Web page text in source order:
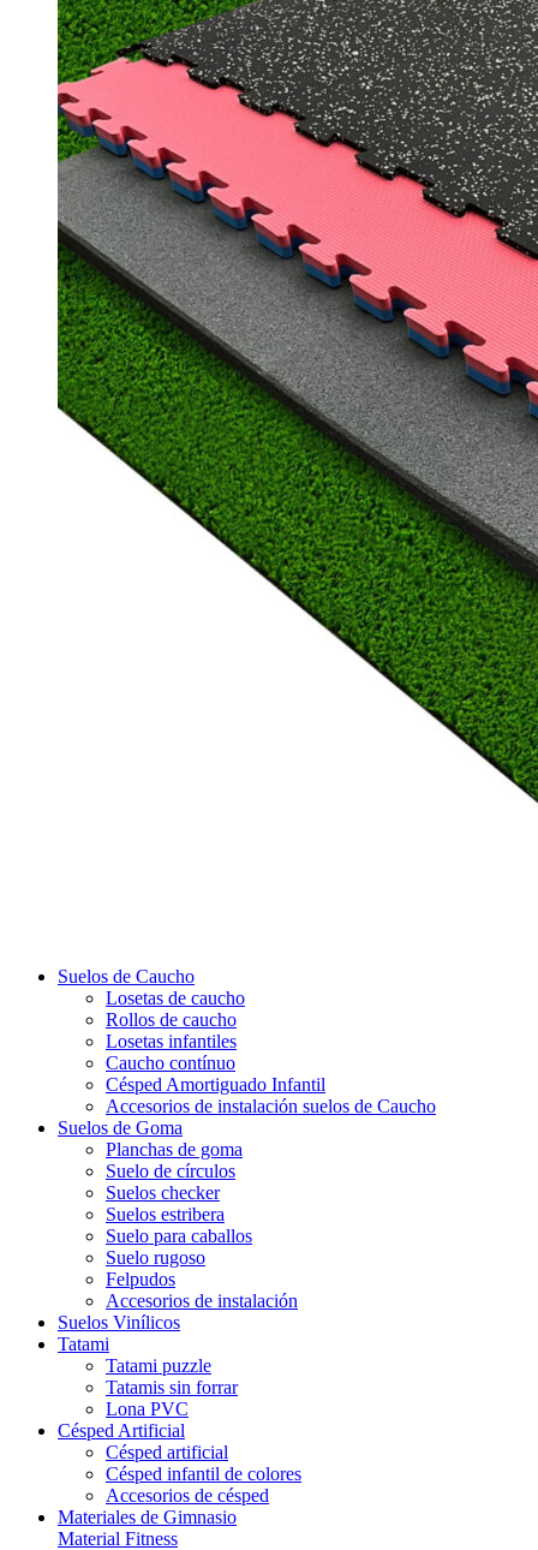
Suelos de Caucho
Losetas de caucho
Rollos de caucho
Losetas infantiles
Caucho contínuo
Césped Amortiguado Infantil
Accesorios de instalación suelos de Caucho
Suelos de Goma
Planchas de goma
Suelo de círculos
Suelos checker
Suelos estribera
Suelo para caballos
Suelo rugoso
Felpudos
Accesorios de instalación
Suelos Vinílicos
Tatami
Tatami puzzle
Tatamis sin forrar
Lona PVC
Césped Artificial
Césped artificial
Césped infantil de colores
Accesorios de césped
Materiales de Gimnasio
Material Fitness